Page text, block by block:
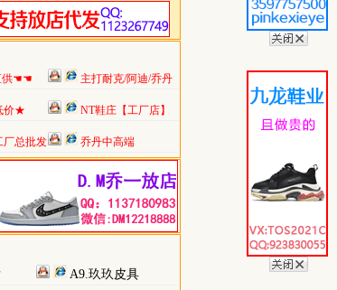
供☚☚ 主打耐克/阿迪/乔丹
价★ NT鞋庄【工厂店】
厂总批发 乔丹中高端
A9.玖玖皮具